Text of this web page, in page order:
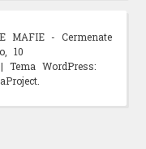
| Tema WordPress: